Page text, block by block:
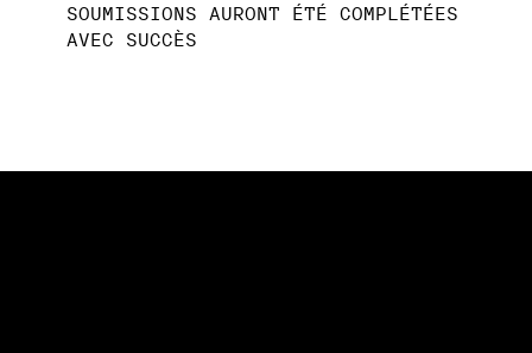
SOUMISSIONS AURONT ÉTÉ COMPLÉTÉES
AVEC SUCCÈS